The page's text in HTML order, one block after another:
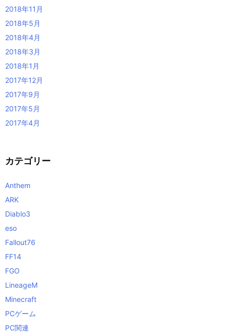
2018年11月
2018年5月
2018年4月
2018年3月
2018年1月
2017年12月
2017年9月
2017年5月
2017年4月
カテゴリー
Anthem
ARK
Diablo3
eso
Fallout76
FF14
FGO
LineageM
Minecraft
PCゲーム
PC関連